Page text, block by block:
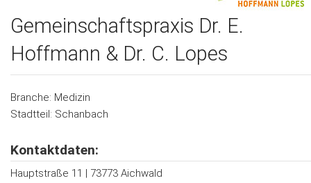
Sponsoren
Gemeinschaftspraxis Dr. E.
Hoffmann & Dr. C. Lopes
Branche: Medizin
Stadtteil: Schanbach
Kontaktdaten:
Hauptstraße 11 | 73773 Aichwald